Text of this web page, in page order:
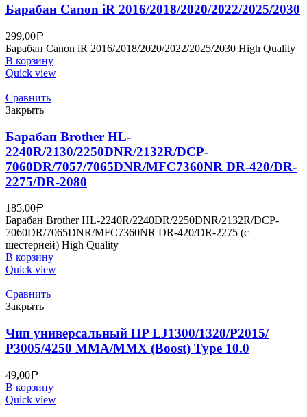
Барабан Canon iR 2016/2018/2020/2022/2025/2030
299,00Р
Барабан Canon iR 2016/2018/2020/2022/2025/2030 High Quality
В корзину
Quick view
Сравнить
Закрыть
Барабан Brother HL-
2240R/2130/2250DNR/2132R/DCP-
7060DR/7057/7065DNR/MFC7360NR DR-420/DR-
2275/DR-2080
185,00Р
Барабан Brother HL-2240R/2240DR/2250DNR/2132R/DCP-
7060DR/7065DNR/MFC7360NR DR-420/DR-2275 (с
шестерней) High Quality
В корзину
Quick view
Сравнить
Закрыть
Чип универсальный HP LJ1300/1320/P2015/
P3005/4250 MMA/MMX (Boost) Type 10.0
49,00Р
В корзину
Quick view